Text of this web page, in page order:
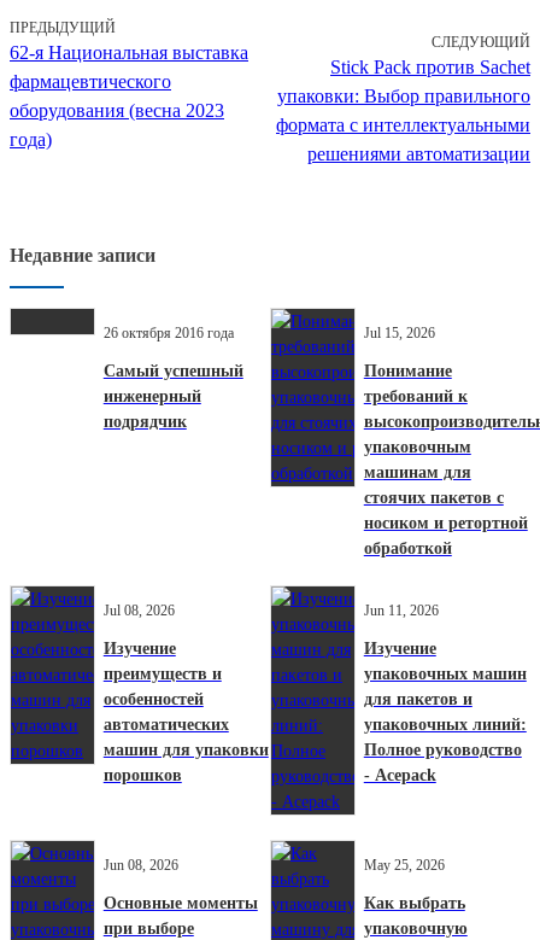
ПРЕДЫДУЩИЙ
62-я Национальная выставка
фармацевтического
оборудования (весна 2023
года)
СЛЕДУЮЩИЙ
Stick Pack против Sachet
упаковки: Выбор правильного
формата с интеллектуальными
решениями автоматизации
Недавние записи
26 октября 2016 года
Самый успешный
инженерный
подрядчик
Jul 15, 2026
Понимание
требований к
упаковочным
машинам для
стоячих пакетов с
носиком и ретортной
обработкой
Jul 08, 2026
Изучение
преимуществ и
особенностей
автоматических
машин для упаковки
порошков
Jun 11, 2026
Изучение
упаковочных машин
для пакетов и
упаковочных линий:
Полное руководство
- Acepack
Jun 08, 2026
Основные моменты
при выборе
May 25, 2026
Как выбрать
упаковочную